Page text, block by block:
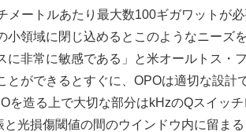
メートルあたり最大数100ギガワットが
領域に閉じ込めるとこのようなニーズ
非常に敏感である」と米オールトス・
ができるとすぐに、OPOは適切な設計
を造る上で大切な部分はkHzのQスイッ
光損傷閾値の間のウインドウ内に留ま